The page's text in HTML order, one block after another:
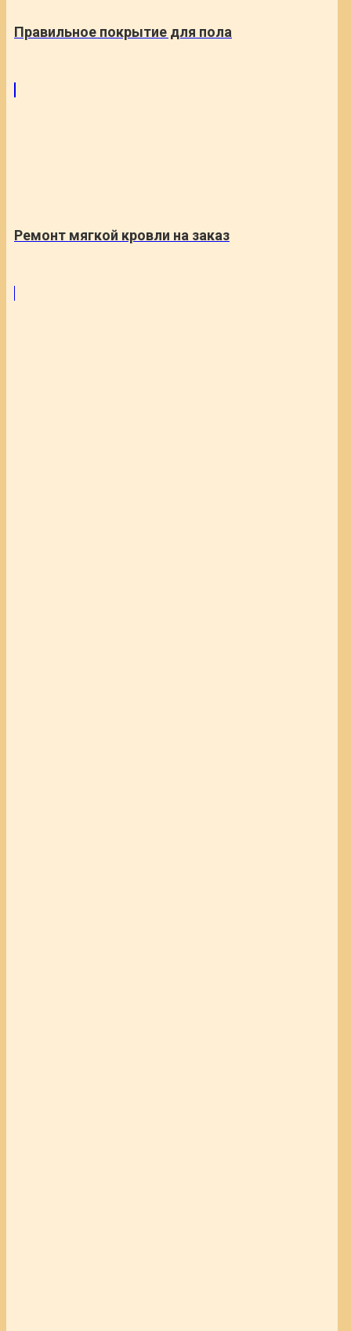
Правильное покрытие для пола
Ремонт мягкой кровли на заказ